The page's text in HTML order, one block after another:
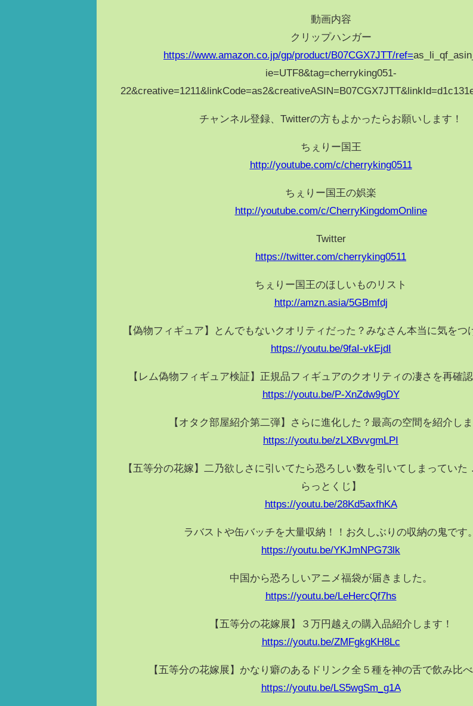
動画内容
クリップハンガー
https://www.amazon.co.jp/gp/product/B07CGX7JTT/ref=
ie=UTF8&tag=cherryking051-
チャンネル登録、Twitterの方もよかったらお願いします！
ちぇりー国王
http://youtube.com/c/cherryking0511
ちぇりー国王の娯楽
http://youtube.com/c/CherryKingdomOnline
Twitter
https://twitter.com/cherryking0511
ちぇりー国王のほしいものリスト
http://amzn.asia/5GBmfdj
【偽物フィギュア】とんでもないクオリティだった？みなさん本当に気をつ
https://youtu.be/9faI-vkEjdI
【レム偽物フィギュア検証】正規品フィギュアのクオリティの凄さを再確認
https://youtu.be/P-XnZdw9gDY
【オタク部屋紹介第二弾】さらに進化した？最高の空間を紹介しま
https://youtu.be/zLXBvvgmLPI
【五等分の花嫁】二乃欲しさに引いてたら恐ろしい数を引いてしまっていた
らっとくじ】
https://youtu.be/28Kd5axfhKA
ラバストや缶バッチを大量収納！！お久しぶりの収納の鬼です。
https://youtu.be/YKJmNPG73lk
中国から恐ろしいアニメ福袋が届きました。
https://youtu.be/LeHercQf7hs
【五等分の花嫁展】３万円越えの購入品紹介します！
https://youtu.be/ZMFgkgKH8Lc
【五等分の花嫁展】かなり癖のあるドリンク全５種を神の舌で飲み比べ
https://youtu.be/LS5wgSm_g1A